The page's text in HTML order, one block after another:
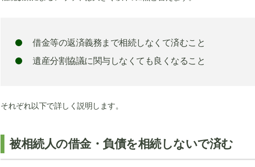
借金等の返済義務まで相続しなくて済むこと
遺産分割協議に関与しなくても良くなること
それぞれ以下で詳しく説明します。
被相続人の借金・負債を相続しないで済む